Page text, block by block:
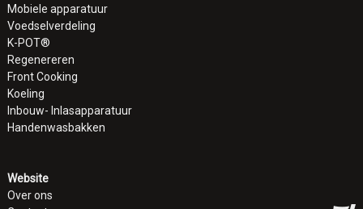
Mobiele apparatuur
Voedselverdeling
K-POT®
Regenereren
Front Cooking
Koeling
Inbouw- Inlasapparatuur
Handenwasbakken
Website
Over ons